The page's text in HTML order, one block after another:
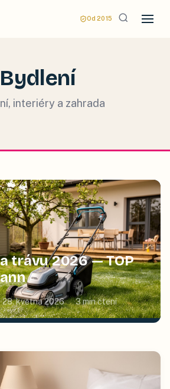
Od 2015
Bydlení
interiéry a zahrada
trávu 2026 — TOP
28. května 2026 3min čtení